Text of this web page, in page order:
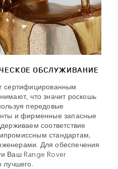
ОБСЛУЖИВАНИЕ
сертифицированным
что значит роскошь
передовые
и фирменные запасные
соответствие
стандартам,
Для обеспечения
Ваш Range Rover
лучшего.